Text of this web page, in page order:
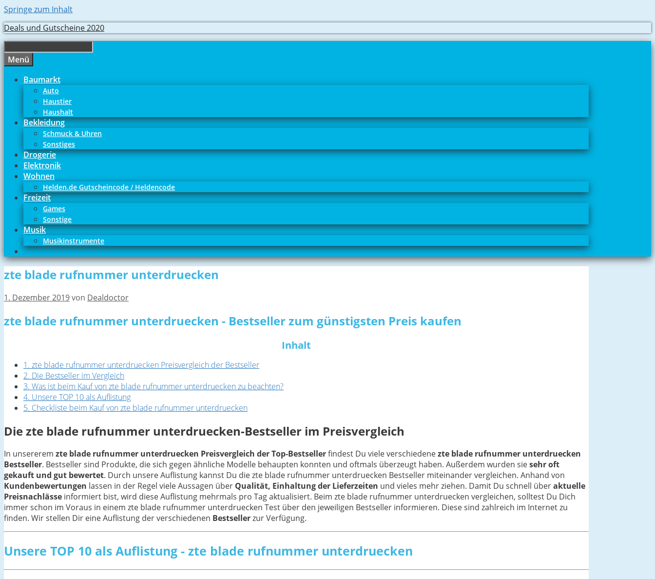
Springe zum Inhalt
Deals und Gutscheine 2020
Menü
Baumarkt
Auto
Haustier
Haushalt
Bekleidung
Schmuck & Uhren
Sonstiges
Drogerie
Elektronik
Wohnen
Helden.de Gutscheincode / Heldencode
Freizeit
Games
Sonstige
Musik
Musikinstrumente
zte blade rufnummer unterdruecken
1. Dezember 2019von Dealdoctor
zte blade rufnummer unterdruecken - Bestseller zum günstigsten Preis kaufen
Inhalt
1. zte blade rufnummer unterdruecken Preisvergleich der Bestseller
2. Die Bestseller im Vergleich
3. Was ist beim Kauf von zte blade rufnummer unterdruecken zu beachten?
4. Unsere TOP 10 als Auflistung
5. Checkliste beim Kauf von zte blade rufnummer unterdruecken
Die zte blade rufnummer unterdruecken-Bestseller im Preisvergleich
In unsererem zte blade rufnummer unterdruecken Preisvergleich der Top-Bestsellerfindest Du viele verschiedenezte blade rufnummer unterdruecken
Bestseller. Bestseller sind Produkte, die sich gegen ähnliche Modelle behaupten konnten und oftmals überzeugt haben. Außerdem wurden siesehr oft
gekauft und gut bewertet. Durch unsere Auflistung kannst Du die zte blade rufnummer unterdruecken Bestseller miteinander vergleichen. Anhand von
Kundenbewertungen lassen in der Regel viele Aussagen über Qualität, Einhaltung der Lieferzeiten und vieles mehr ziehen. Damit Du schnell überaktuelle
Preisnachlässe informiert bist, wird diese Auflistung mehrmals pro Tag aktualisiert. Beim zte blade rufnummer unterdruecken vergleichen, solltest Du Dich
immer schon im Voraus in einem zte blade rufnummer unterdruecken Test über den jeweiligen Bestseller informieren. Diese sind zahlreich im Internet zu
finden. Wir stellen Dir eine Auflistung der verschiedenen Bestsellerzur Verfügung.
Unsere TOP 10 als Auflistung - zte blade rufnummer unterdruecken